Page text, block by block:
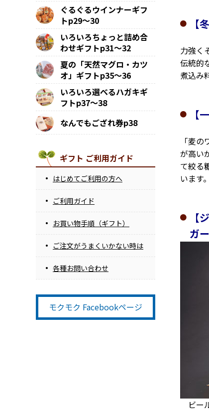
【
力強く
伝統的
煮込み
【
「麦
が高い
て絞る
います。
【
ガー
ビー
ぐるぐるウインナーギフ
トp29～30
いろいろちょっと詰め合
わせギフトp31～32
夏の「天然マグロ・カツ
オ」ギフトp35～36
いろいろ選べるハガキギ
フトp37～38
なんでもござれ券p38
ギフト ご利用ガイド
はじめてご利用の方へ
ご利用ガイド
お買い物手順（ギフト）
ご注文がうまくいかない時は
各種お問い合わせ
モクモク Facebookページ